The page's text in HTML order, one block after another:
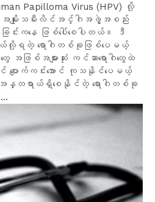
Papilloma Virus (HPV) လို့
အမျိုးသမီးလိင်အင်္ဂါအဖွဲ့အစည်း
းကနေ ဖြစ်ပေါ်စေပါတယ်။ ဒီ
ယ်လို့ရတဲ့ ရောဂါတစ်ခုဖြစ်ပေမယ့်
ေ အဖြစ်အများဆုံး ကင်ဆာရောဂါတွေထဲ
န္တရာယ်ရှိစေနိုင်တဲ့ ရောဂါတစ်ခု
င့်...